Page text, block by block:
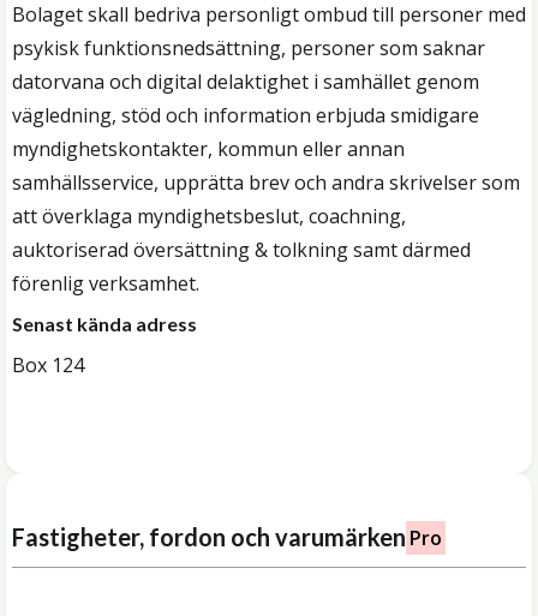
Bolaget skall bedriva personligt ombud till personer med
psykisk funktionsnedsättning, personer som saknar
datorvana och digital delaktighet i samhället genom
vägledning, stöd och information erbjuda smidigare
myndighetskontakter, kommun eller annan
samhällsservice, upprätta brev och andra skrivelser som
att överklaga myndighetsbeslut, coachning,
auktoriserad översättning & tolkning samt därmed
förenlig verksamhet.
Senast kända adress
Box 124
Fastigheter, fordon och varumärken Pro